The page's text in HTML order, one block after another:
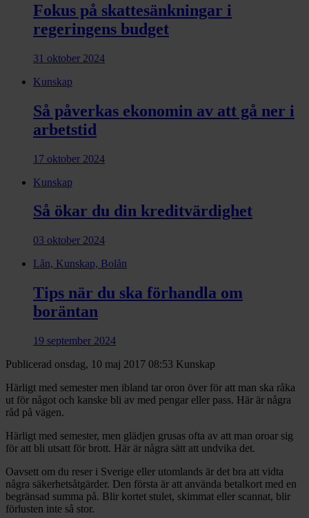
Fokus på skattesänkningar i
regeringens budget
31 oktober 2024
Kunskap
Så påverkas ekonomin av att gå ner i
arbetstid
17 oktober 2024
Kunskap
Så ökar du din kreditvärdighet
03 oktober 2024
Lån, Kunskap, Bolån
Tips när du ska förhandla om
boräntan
19 september 2024
Publicerad onsdag, 10 maj 2017 08:53 Kunskap
Härligt med semester men ibland tar oron över för att man ska råka
ut för något och kanske bli av med pengar eller pass. Här är några
råd på vägen.
Härligt med semester, men glädjen grusas ofta av att man oroar sig
för att bli utsatt för brott. Här är några sätt att undvika det.
Oavsett om du reser i Sverige eller utomlands är det bra att vidta
några säkerhets­åtgärder. Den första är att använda betalkort med en
begränsad summa på. Blir kortet stulet, skimmat eller scannat, blir
förlusten inte så stor.